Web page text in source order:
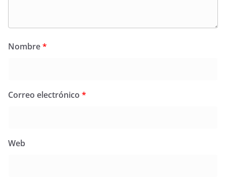
Nombre*
Correo electrónico *
Web